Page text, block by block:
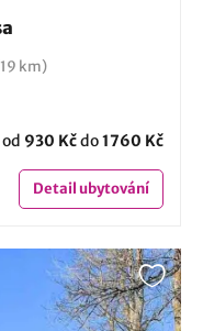
km)
930 Kčdo1760 Kč
Detailubytování